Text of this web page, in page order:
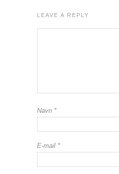
LEAVE A REPLY
Navn *
E-mail *